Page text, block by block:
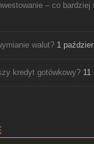
– co bardziej
walut? 1
kredyt gotówkowy? 11